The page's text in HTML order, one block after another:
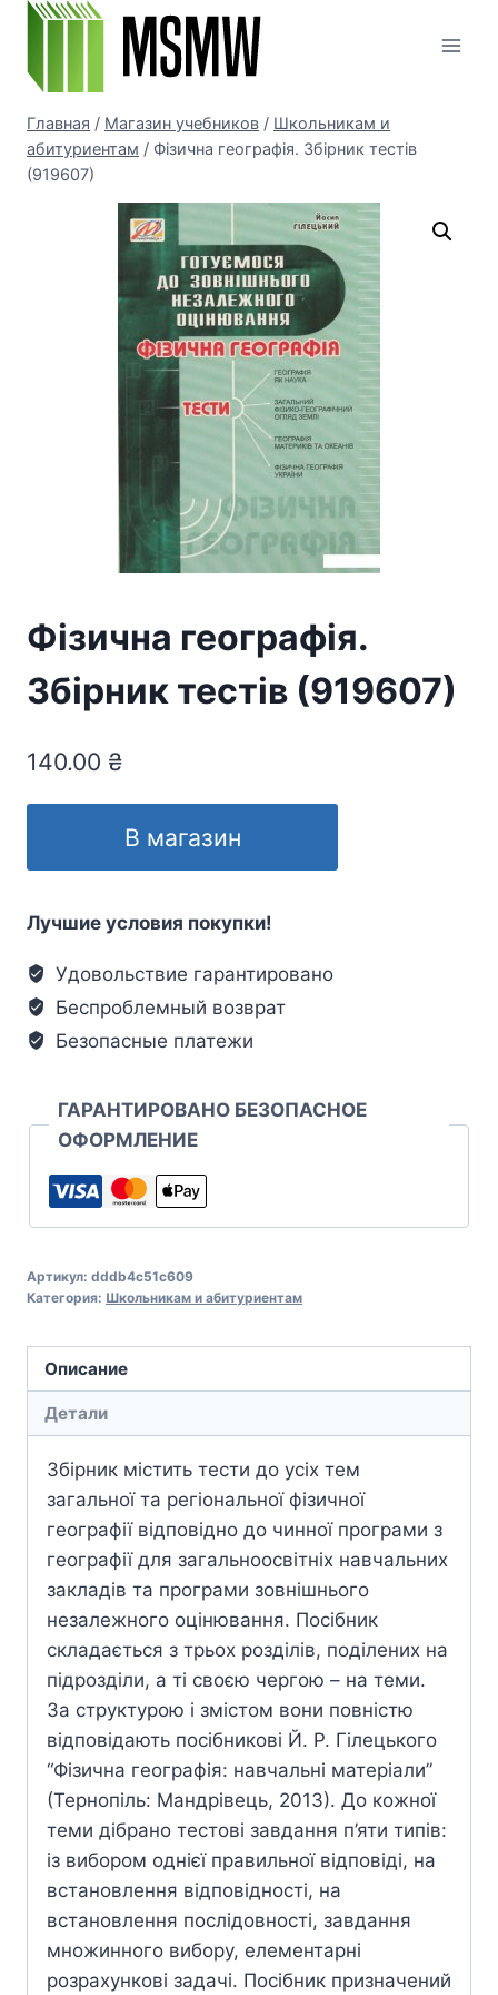
Перейти
содержимому
Главная / Магазин учебников / Школьникам и
абитуриентам / Фізична географія. Збірник тестів
(919607)
Фізична географія.
Збірник тестів (919607)
140.00 ₴
В магазин
Лучшие условия покупки!
Удовольствие гарантировано
Беспроблемный возврат
Безопасные платежи
ГАРАНТИРОВАНО БЕЗОПАСНОЕ
ОФОРМЛЕНИЕ
Артикул: dddb4c51c609
Категория: Школьникам и абитуриентам
Описание
Детали
Збірник містить тести до усіх тем
загальної та регіональної фізичної
географії відповідно до чинної програми з
географії для загальноосвітніх навчальних
закладів та програми зовнішнього
незалежного оцінювання. Посібник
складається з трьох розділів, поділених на
підрозділи, а ті своєю чергою – на теми.
За структурою і змістом вони повністю
відповідають посібникові Й. Р. Гілецького
“Фізична географія: навчальні матеріали”
(Тернопіль: Мандрівець, 2013). До кожної
теми дібрано тестові завдання п’яти типів:
із вибором однієї правильної відповіді, на
встановлення відповідності, на
встановлення послідовності, завдання
множинного вибору, елементарні
розрахункові задачі. Посібник призначений